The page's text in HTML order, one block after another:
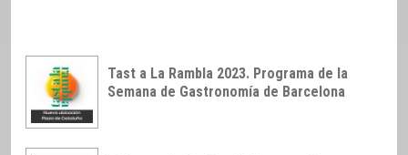
Tast a La Rambla 2023. Programa de la
Semana de Gastronomía de Barcelona